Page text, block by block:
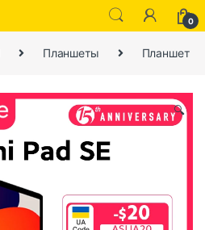
0
Планшеты Планшет
🔍